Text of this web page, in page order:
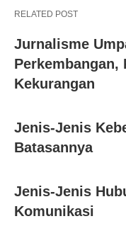
RELATED POST
Jurnalisme
Perkembangan,
Kekurangan
Jenis-Jenis
Batasannya
Jenis-Jenis
Komunikasi